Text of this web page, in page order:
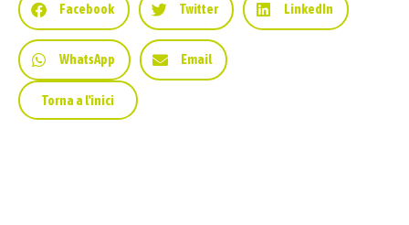
Facebook Twitter LinkedIn
WhatsApp Email
Torna a l'inici